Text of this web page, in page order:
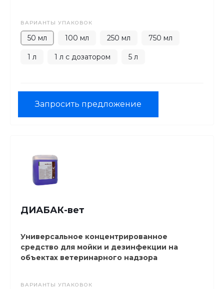
ВАРИАНТЫ УПАКОВОК
50 мл 100 мл 250 мл 750 мл
1 л 1 л с дозатором 5 л
Запросить предложение
ДИАБАК-вет
Универсальное концентрированное
средство для мойки и дезинфекции на
объектах ветеринарного надзора
ВАРИАНТЫ УПАКОВОК